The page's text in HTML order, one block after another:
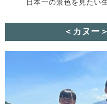
日本一の景色を見たい
＜カヌー＞